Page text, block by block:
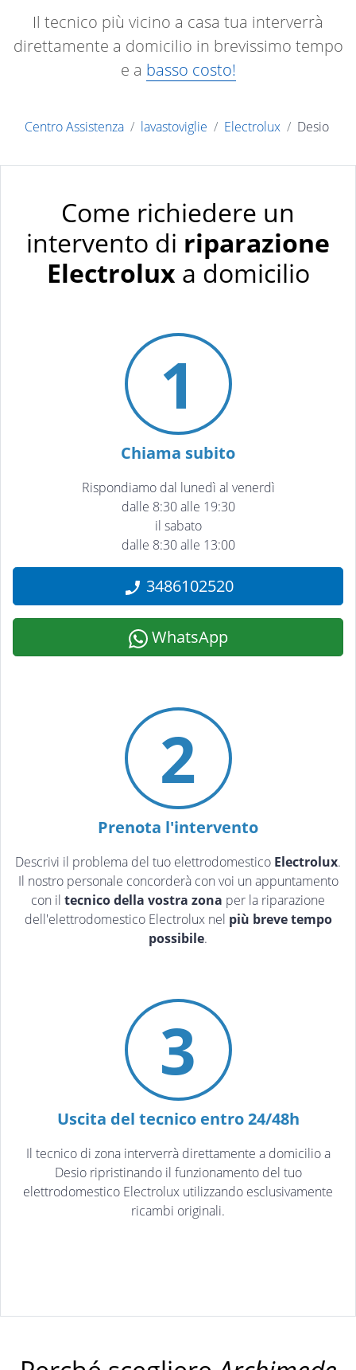
Il tecnico più vicino a casa tua interverrà
direttamente a domicilio in brevissimo tempo
e a basso costo!
Centro Assistenza lavastoviglie Electrolux Desio
Come richiedere un
intervento di riparazione
Electrolux a domicilio
1
Chiama subito
Rispondiamo dal lunedì al venerdì
dalle 8:30 alle 19:30
il sabato
dalle 8:30 alle 13:00
3486102520
WhatsApp
2
Prenota l'intervento
Descrivi il problema del tuo elettrodomestico Electrolux.
Il nostro personale concorderà con voi un appuntamento
con il tecnico della vostra zona per la riparazione
dell'elettrodomestico Electrolux nel più breve tempo
possibile.
3
Uscita del tecnico entro 24/48h
Il tecnico di zona interverrà direttamente a domicilio a
Desio ripristinando il funzionamento del tuo
elettrodomestico Electrolux utilizzando esclusivamente
ricambi originali.